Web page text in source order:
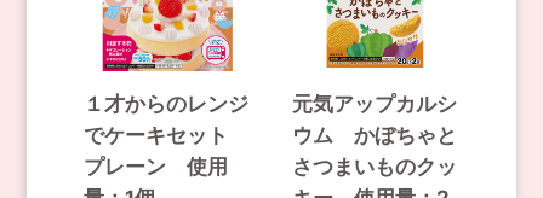
１才からのレンジ
でケーキセット
プレーン 使用
元気アップカルシ
ウム かぼちゃと
さつまいものクッ